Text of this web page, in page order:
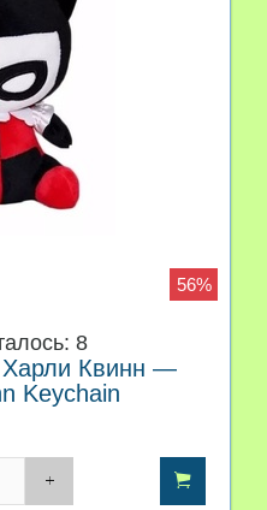
56%
8
Харли Квинн —
Keychain